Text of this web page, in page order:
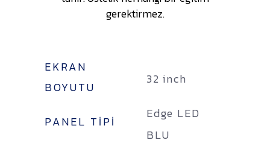
gerektirmez.
EKRAN
BOYUTU
32 inch
PANEL TIPI
Edge LED
BLU